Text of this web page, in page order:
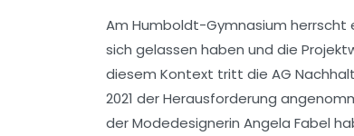
Am Humboldt-Gymnasium herrscht
sich gelassen haben und die
diesem Kontext tritt die AG
2021 der Herausforderung
der Modedesignerin Angela Fabel